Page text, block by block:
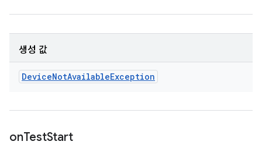
생성 값
DeviceNotAvailableException
onTestStart